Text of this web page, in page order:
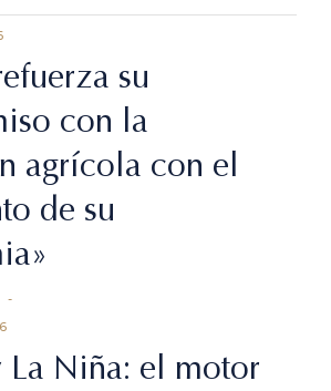
su
con la
agrícola con el
de su
La Niña: el motor